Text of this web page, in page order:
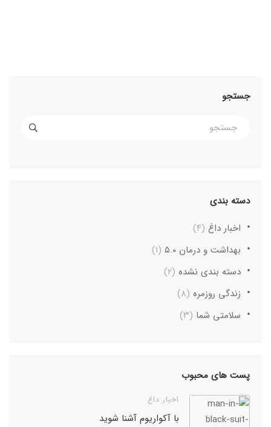
جستجو
دسته بندی
اخبار داغ (۴)
بهداشت و درمان ۵.۰
(۱)
دسته بندی نشده (۲)
زندگی روزمره (۸)
سلامتی شما (۳)
پست های محبوب
اخبار داغ
با آکواریوم آشنا شوید